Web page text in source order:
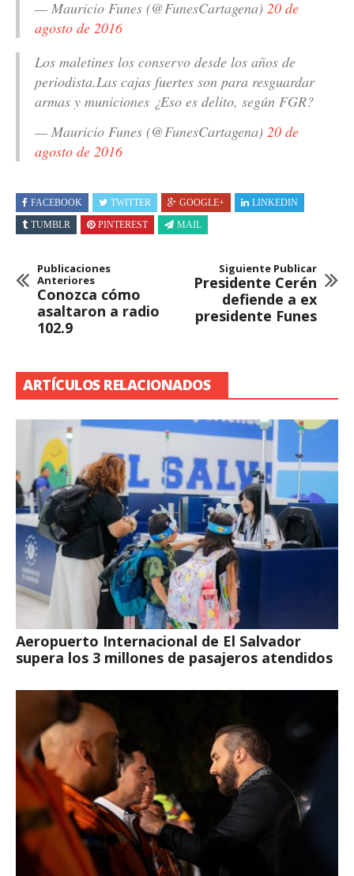
— Mauricio Funes (@FunesCartagena) 20 de
agosto de 2016
Los maletines los conservo desde los años de
periodista.Las cajas fuertes son para resguardar
armas y municiones ¿Eso es delito, según FGR?
— Mauricio Funes (@FunesCartagena) 20 de
agosto de 2016
FACEBOOK TWITTER GOOGLE+
LINKEDIN
TUMBLR
PINTEREST MAIL
Publicaciones
Anteriores
Conozca cómo
asaltaron a radio
102.9
Siguiente Publicar
Presidente Cerén
defiende a ex
presidente Funes
ARTÍCULOS RELACIONADOS
Aeropuerto Internacional de El Salvador
supera los 3 millones de pasajeros atendidos